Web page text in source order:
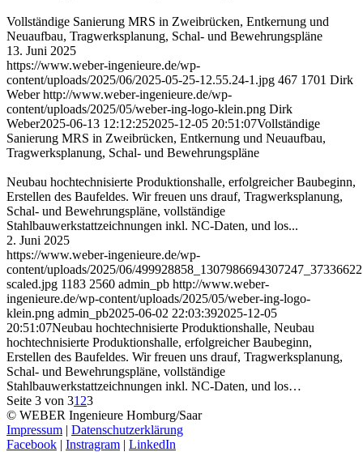
Vollständige Sanierung MRS in Zweibrücken, Entkernung und
Neuaufbau, Tragwerksplanung, Schal- und Bewehrungspläne
13. Juni 2025
https://www.weber-ingenieure.de/wp-
content/uploads/2025/06/2025-05-25-12.55.24-1.jpg 467 1701 Dirk
Weber http://www.weber-ingenieure.de/wp-
content/uploads/2025/05/weber-ing-logo-klein.png Dirk
Weber2025-06-13 12:12:252025-12-05 20:51:07Vollständige
Sanierung MRS in Zweibrücken, Entkernung und Neuaufbau,
Tragwerksplanung, Schal- und Bewehrungspläne
Neubau hochtechnisierte Produktionshalle, erfolgreicher Baubeginn,
Erstellen des Baufeldes. Wir freuen uns drauf, Tragwerksplanung,
Schal- und Bewehrungspläne, vollständige
Stahlbauwerkstattzeichnungen inkl. NC-Daten, und los...
2. Juni 2025
https://www.weber-ingenieure.de/wp-
content/uploads/2025/06/
scaled.jpg 1183 2560 admin_pb http://www.weber-
ingenieure.de/wp-content/uploads/2025/05/weber-ing-logo-
klein.png admin_pb2025-06-02 22:03:392025-12-05
20:51:07Neubau hochtechnisierte Produktionshalle, Neubau
hochtechnisierte Produktionshalle, erfolgreicher Baubeginn,
Erstellen des Baufeldes. Wir freuen uns drauf, Tragwerksplanung,
Schal- und Bewehrungspläne, vollständige
Stahlbauwerkstattzeichnungen inkl. NC-Daten, und los…
Seite 3 von 31 23
© WEBER Ingenieure Homburg/Saar
Impressum | Datenschutzerklärung
Facebook | Instragram | LinkedIn